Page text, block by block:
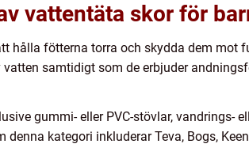
vattentäta skor för
hålla fötterna torra och skydda dem mot
samtidigt som de erbjuder
gummi- eller PVC-stövlar, vandrings-
kategori inkluderar Teva, Bogs,